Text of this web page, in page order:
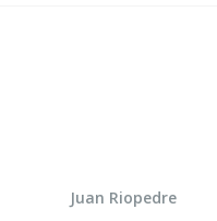
Juan Riopedre